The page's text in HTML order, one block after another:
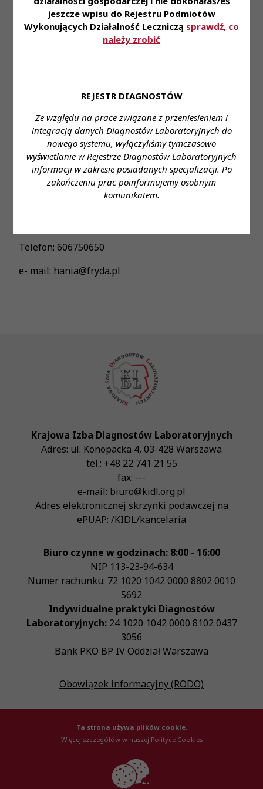
jeszcze wpisu do Rejestru Podmiotów
Wykonujących Działalność Leczniczą sprawdź, co
należy zrobić
REJESTR DIAGNOSTÓW
Ze względu na prace związane z przeniesieniem i
integracją danych Diagnostów Laboratoryjnych do
nowego systemu, wyłączyliśmy tymczasowo
wyświetlanie w Rejestrze Diagnostów Laboratoryjnych
informacji w zakresie posiadanych specjalizacji. Po
zakończeniu prac poinformujemy osobnym
komunikatem.
Osoby zainteresowane proszę o przesłanie CV na
adres hania@fryda.pl
Miejsce zatrudnienia: Lwówek Śląski ul. Morcinka
Proponowane wynagrodzenie: ustawowe plus
dodatki
Forma zatrudnienia: do uzgodnienia
Wymiar czasu pracy: pełny etat / dyżury
Dane do kontaktu: Stanowisko: diagnosta
Telefon: 606750650
e- mail: hania@fryda.pl
Krajowa Izba Diagnostów Laboratoryjnych
Adres: ul. Konopacka 4, 03-428 Warszawa
tel.: +48 22 741 21 55
fax: ---
e-mail: biuro@kidl.org.pl
Adres elektronicznej skrzynki podawczej na
ePUAP: /KIDL/kancelaria
Biuro czynne w godzinach: 8:00 - 16:00
NIP 113-23-94-634
Numer rachunku: 72 1020 1042 0000 8802 0010
5692
Indywidualne praktyki Diagnostów
Laboratoryjnych:24 1020 1042 0000 8102 0437
3056
Bank PKO BP IV Oddział Warszawa
Obowiązek informacyjny (RODO)
© Krajowa Izba Diagnostów Laboratoryjnych 2026
Ta strona używa plików cookie.
Więcej szczegółów w naszej Polityce Cookies